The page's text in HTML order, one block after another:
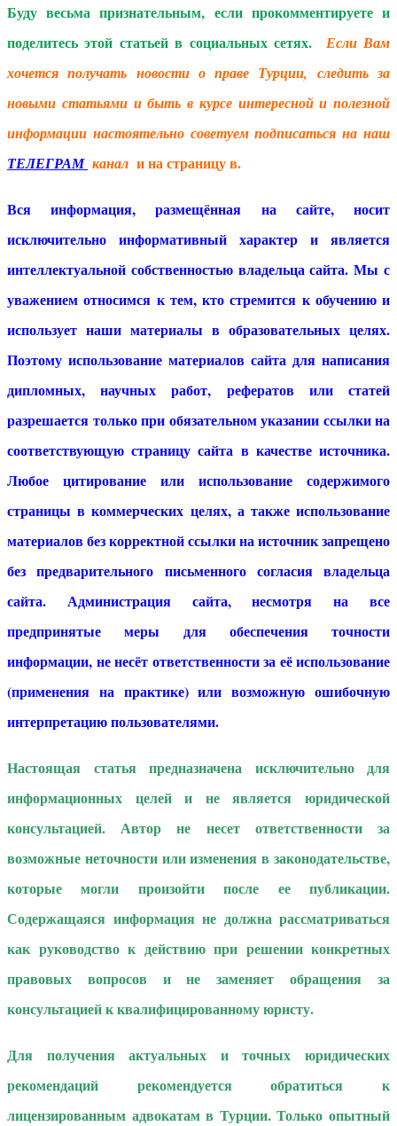
Буду весьма признательным, если прокомментируете и
поделитесь этой статьей в социальных сетях.
Если Вам
хочется получать новости о праве Турции, следить за
новыми статьями и быть в курсе интересной и полезной
информации настоятельно советуем подписаться на наш
ТЕЛЕГРАМ канал и на страницу в.
Вся информация, размещённая на сайте, носит
исключительно информативный характер и является
интеллектуальной собственностью владельца сайта. Мы с
уважением относимся к тем, кто стремится к обучению и
использует наши материалы в образовательных целях.
Поэтому использование материалов сайта для написания
дипломных, научных работ, рефератов или статей
разрешается только при обязательном указании ссылки на
соответствующую страницу сайта в качестве источника.
Любое цитирование или использование содержимого
страницы в коммерческих целях, а также использование
материалов без корректной ссылки на источник запрещено
без предварительного письменного согласия владельца
сайта. Администрация сайта, несмотря на все
предпринятые меры для обеспечения точности
информации, не несёт ответственности за её использование
(применения на практике) или возможную ошибочную
интерпретацию пользователями.
Настоящая статья предназначена исключительно для
информационных целей и не является юридической
консультацией. Автор не несет ответственности за
возможные неточности или изменения в законодательстве,
которые могли произойти после ее публикации.
Содержащаяся информация не должна рассматриваться
как руководство к действию при решении конкретных
правовых вопросов и не заменяет обращения за
консультацией к квалифицированному юристу.
Для получения актуальных и точных юридических
рекомендаций рекомендуется обратиться к
лицензированным адвокатам в Турции. Только опытный